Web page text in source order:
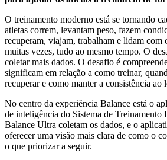
O treinamento moderno está se tornando
atletas correm, levantam peso, fazem
recuperam, viajam, trabalham e lidam
muitas vezes, tudo ao mesmo tempo. O
coletar mais dados. O desafio é
significam em relação a como treinar,
recuperar e como manter a consistência ao
No centro da experiência Balance está o
de inteligência do Sistema de
Balance Ultra coletam os dados, e o
oferecer uma visão mais clara de como o
o que priorizar a seguir.